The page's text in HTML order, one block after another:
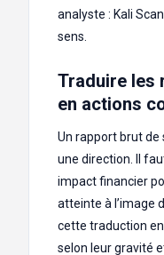
analyste : Kali
sens.
Traduire les
en actions
Un rapport brut de
une direction. Il
impact financier
atteinte à l’image
cette traduction
selon leur gravité